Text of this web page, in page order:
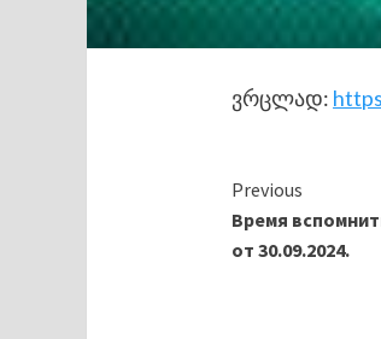
ვრცლად:
Continue
Reading
Previous
Время
от 30.09.2024.